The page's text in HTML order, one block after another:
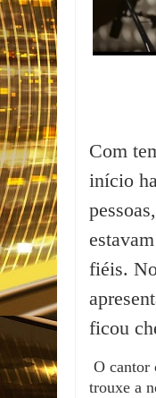
Com
início
fiéis.
ficou
O cantor
trouxe a